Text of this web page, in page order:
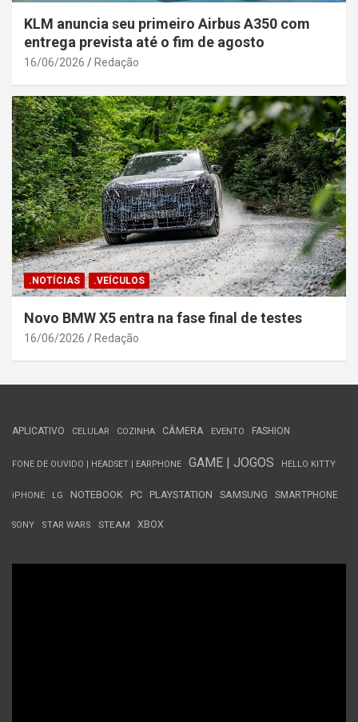
KLM anuncia seu primeiro Airbus A350 com
entrega prevista até o fim de agosto
16/06/2026 Redação
.NOTÍCIAS .VEÍCULOS
Novo BMW X5 entra na fase final de testes
16/06/2026 Redação
APLICATIVO CELULAR COZINHA CÂMERA EVENTO FASHION
FONE DE OUVIDO | HEADSET | EARPHONE GAME | JOGOS HELLO KITTY
iPHONE LG NOTEBOOK PC PLAYSTATION SAMSUNG SMARTPHONE
SONY STAR WARS STEAM XBOX